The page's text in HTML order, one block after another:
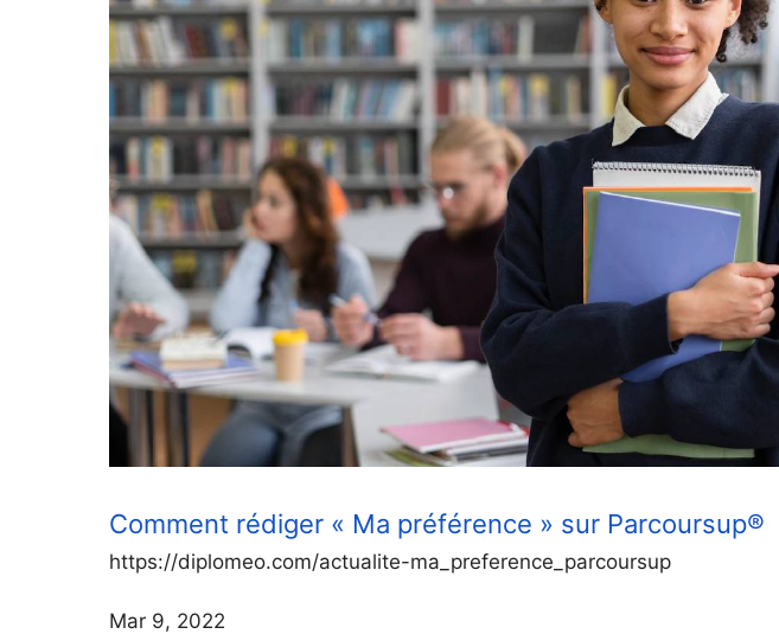
Comment rédiger « Ma préférence » sur Parcoursup®
https://diplomeo.com/actualite-ma_preference_parcoursup
Mar 9, 2022